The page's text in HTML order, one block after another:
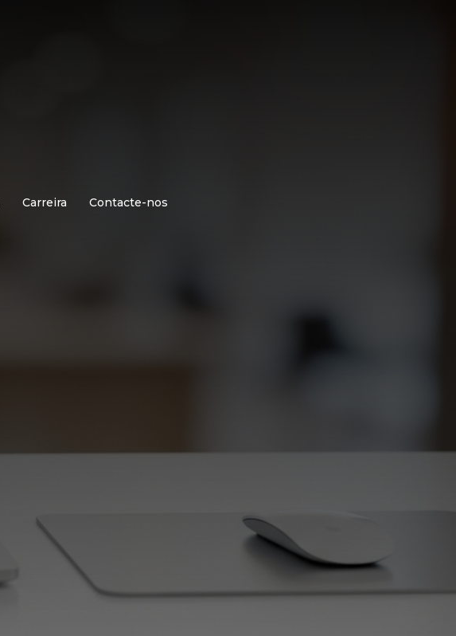
Carreira Contacte-nos